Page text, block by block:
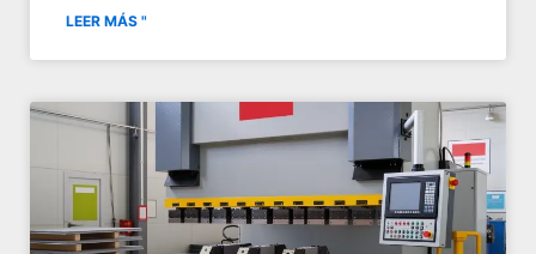
LEER MÁS "